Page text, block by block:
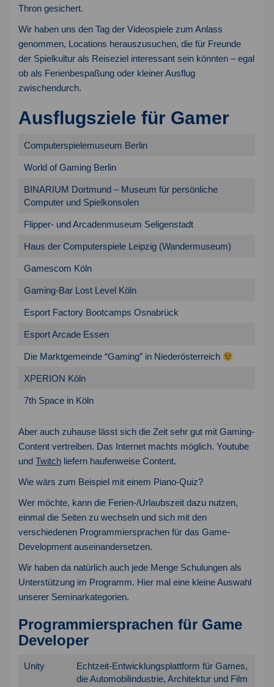
Thron gesichert.
Wir haben uns den Tag der Videospiele zum Anlass
genommen, Locations herauszusuchen, die für Freunde
der Spielkultur als Reiseziel interessant sein könnten – egal
ob als Ferienbespaßung oder kleiner Ausflug
zwischendurch.
Ausflugsziele für Gamer
Computerspielemuseum Berlin
World of Gaming Berlin
BINARIUM Dortmund – Museum für persönliche
Computer und Spielkonsolen
Flipper- und Arcadenmuseum Seligenstadt
Haus der Computerspiele Leipzig (Wandermuseum)
Gamescom Köln
Gaming-Bar Lost Level Köln
Esport Factory Bootcamps Osnabrück
Esport Arcade Essen
Die Marktgemeinde “Gaming” in Niederösterreich
XPERION Köln
7th Space in Köln
Aber auch zuhause lässt sich die Zeit sehr gut mit Gaming-
Content vertreiben. Das Internet machts möglich. Youtube
und Twitch liefern haufenweise Content.
Wie wärs zum Beispiel mit einem Piano-Quiz?
Wir benötigen Ihre
Zustimmung, um den
Wir verwenden einen Service eines
Drittanbieters, um Videoinhalte
zu Ihren Aktivitäten sammeln. Bitte
lesen Sie die Details durch und
stimmen Sie der Nutzung des Service
zu, um dieses Video anzusehen.
Wer möchte, kann die Ferien-/Urlaubszeit dazu nutzen,
einmal die Seiten zu wechseln und sich mit den
verschiedenen Programmiersprachen für das Game-
Development auseinandersetzen.
Wir haben da natürlich auch jede Menge Schulungen als
Unterstützung im Programm. Hier mal eine kleine Auswahl
unserer Seminarkategorien.
Programmiersprachen für Game
Developer
Unity
Echtzeit-Entwicklungsplattform für Games,
die Automobilindustrie, Architektur und Film